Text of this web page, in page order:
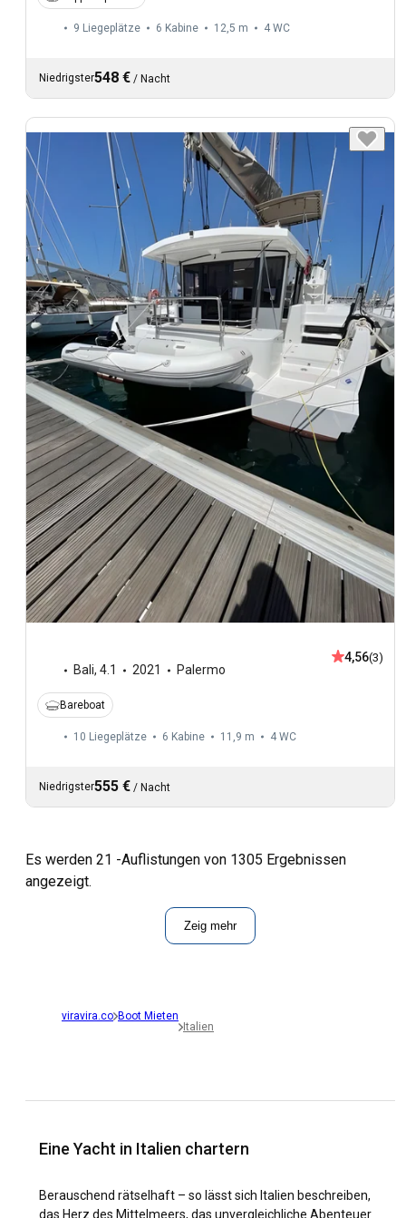
9 Liegeplätze 6 Kabine 12,5 m 4 WC
Niedrigster548 € / Nacht
Bali, 4.1 2021 Palermo
4,56(3)
Bareboat
10 Liegeplätze 6 Kabine 11,9 m 4 WC
Niedrigster555 € / Nacht
Es werden 21 -Auflistungen von 1305 Ergebnissen
angezeigt.
Zeig mehr
viravira.co Boot Mieten
Italien
Eine Yacht in Italien chartern
Berauschend rätselhaft – so lässt sich Italien beschreiben,
das Herz des Mittelmeers, das unvergleichliche Abenteuer